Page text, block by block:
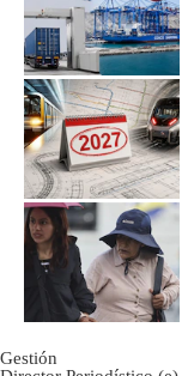
Gestión